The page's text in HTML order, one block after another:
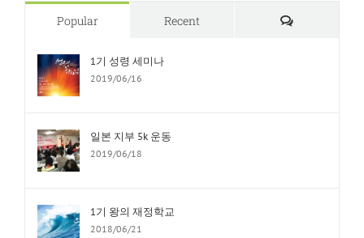
Popular Recent Comments
1기 성령 세미나
2019/06/16
일본 지부 5k 운동
2019/06/18
1기 왕의 재정학교
2018/06/21